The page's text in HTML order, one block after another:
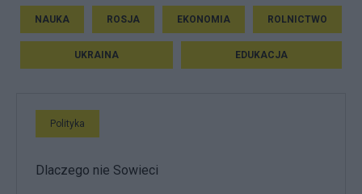
NAUKA ROSJA EKONOMIA ROLNICTWO
UKRAINA EDUKACJA
Polityka
Dlaczego nie Sowieci